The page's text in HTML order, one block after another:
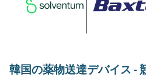
韓国の薬物送達デバイス -